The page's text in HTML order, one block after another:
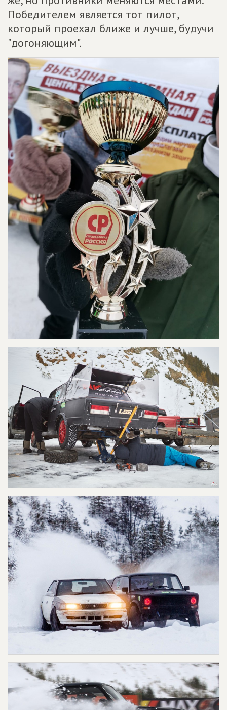
Победителем является тот пилот,
который проехал ближе и лучше, будучи
"догоняющим".